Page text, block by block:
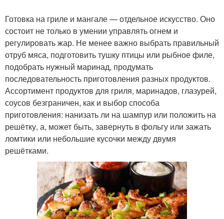
Готовка на гриле и мангале — отдельное искусство. Оно
состоит не только в умении управлять огнем и
регулировать жар. Не менее важно выбрать правильный
отруб мяса, подготовить тушку птицы или рыбное филе,
подобрать нужный маринад, продумать
последовательность приготовления разных продуктов.
Ассортимент продуктов для гриля, маринадов, глазурей,
соусов безграничен, как и выбор способа
приготовления: нанизать ли на шампур или положить на
решётку, а, может быть, завернуть в фольгу или зажать
ломтики или небольшие кусочки между двумя
решётками.